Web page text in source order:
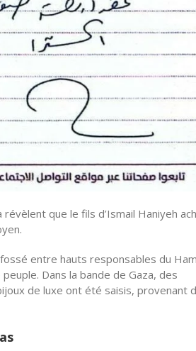
que le fils d’Ismail Haniyeh
entre hauts responsables du
Dans la bande de Gaza, des
de luxe ont été saisis, provenant